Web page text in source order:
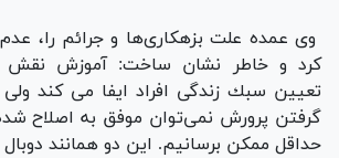
وی عمده علت بزهکاری‌ها و جرائم را،
كرد و خاطر نشان ساخت: آموزش نقش
تعیین سبك زندگی افراد ایفا می كند
گرفتن پرورش نمی‌توان موفق به اصلاح
حداقل ممکن برسانیم. این دو همانند دوبال